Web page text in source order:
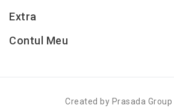
Extra
Contul Meu
Created by Prasada